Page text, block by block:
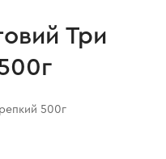
Три
500г